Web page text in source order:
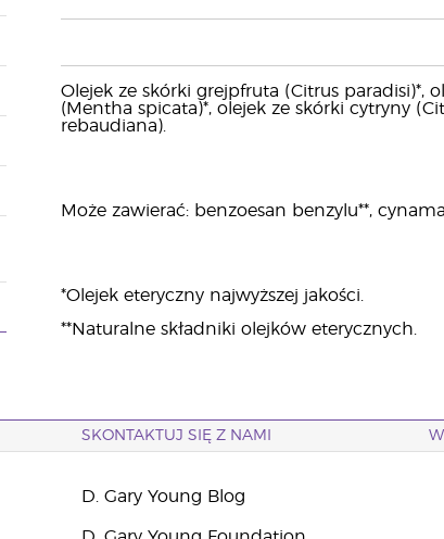
Olejek ze skórki grejpfruta (Citrus paradisi)*,
(Mentha spicata)*, olejek ze skórki cytryny
rebaudiana).
Może zawierać: benzoesan benzylu**,
*Olejek eteryczny najwyższej jakości.
**Naturalne składniki olejków eterycznych.
SKONTAKTUJ SIĘ Z NAMI
D. Gary Young Blog